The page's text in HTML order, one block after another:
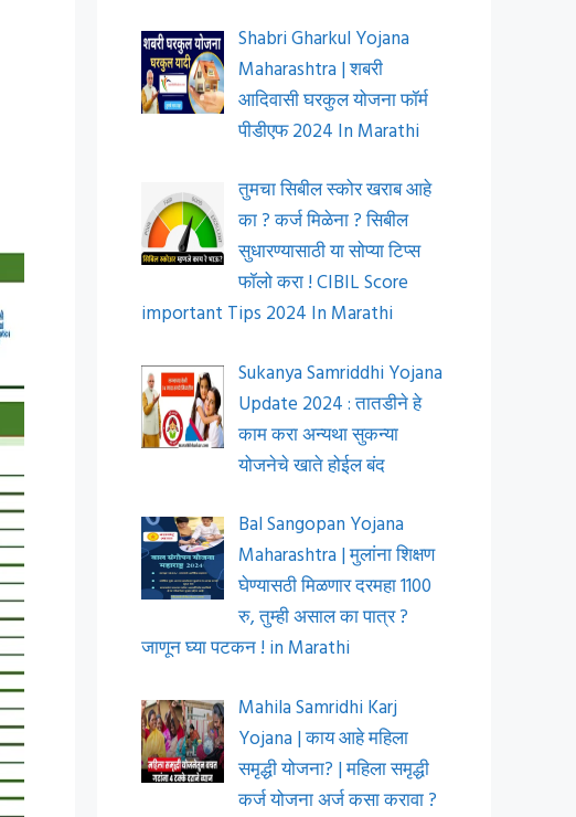
Shabri Gharkul Yojana
Maharashtra | शबरी
आदिवासी घरकुल योजना फॉर्म
पीडीएफ 2024 In Marathi
तुमचा सिबील स्कोर खराब आहे
का ? कर्ज मिळेना ? सिबील
सुधारण्यासाठी या सोप्या टिप्स
फॉलो करा ! CIBIL Score
important Tips 2024 In Marathi
Sukanya Samriddhi Yojana
Update 2024 : तातडीने हे
काम करा अन्यथा सुकन्या
योजनेचे खाते होईल बंद
Bal Sangopan Yojana
Maharashtra | मुलांना शिक्षण
घेण्यासठी मिळणार दरमहा 1100
रु, तुम्ही असाल का पात्र ?
जाणून घ्या पटकन ! in Marathi
Mahila Samridhi Karj
Yojana | काय आहे महिला
समृद्धी योजना? | महिला समृद्धी
कर्ज योजना अर्ज कसा करावा ?